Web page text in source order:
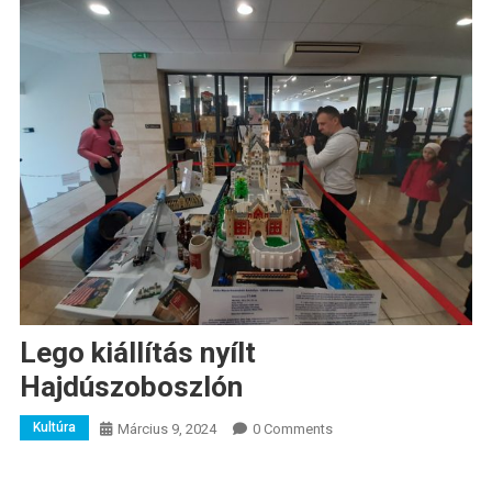
Lego kiállítás nyílt
Hajdúszoboszlón
Kultúra Március 9, 2024 0 Comments